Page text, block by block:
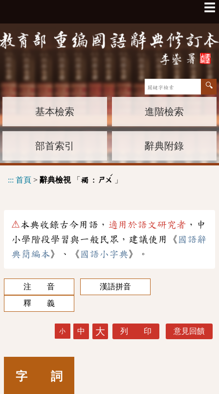
☰
基本檢索 進階檢索
部首索引 辭典附錄
::: 首頁 > 辭典檢視「 襡 : ㄕㄨ
ˊ
」
⚠本典收錄古今用語， 適用於語文研究者 ，中
小學階段學習與一般民眾，建議使用《 國語辭
典簡編本》、《 國語小字典》。
注 音
漢語拼音
釋 義
小 中 大 列 印 意見回饋
字 詞